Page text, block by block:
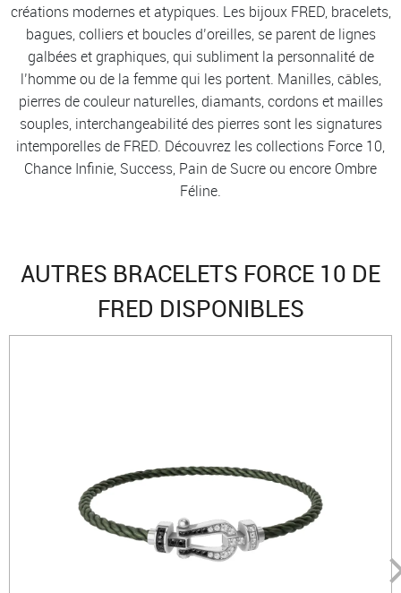
créations modernes et atypiques. Les bijoux FRED, bracelets,
bagues, colliers et boucles d’oreilles, se parent de lignes
galbées et graphiques, qui subliment la personnalité de
l’homme ou de la femme qui les portent. Manilles, câbles,
pierres de couleur naturelles, diamants, cordons et mailles
souples, interchangeabilité des pierres sont les signatures
intemporelles de FRED. Découvrez les collections Force 10,
Chance Infinie, Success, Pain de Sucre ou encore Ombre
Féline.
AUTRES BRACELETS FORCE 10 DE
FRED DISPONIBLES